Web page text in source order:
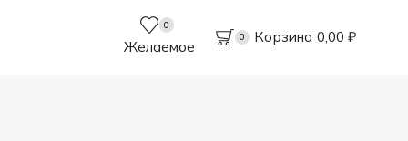
0
Желаемое
0 Корзина 0,00 ₽